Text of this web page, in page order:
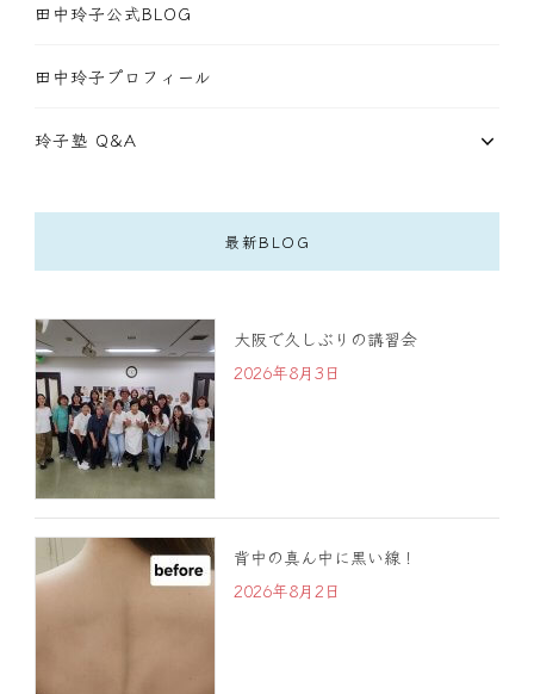
田中玲子公式BLOG
田中玲子プロフィール
玲子塾 Q&A
最新BLOG
大阪で久しぶりの講習会
2026年8月3日
背中の真ん中に黒い線！
2026年8月2日